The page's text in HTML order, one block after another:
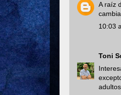
A raíz
10:03
Toni